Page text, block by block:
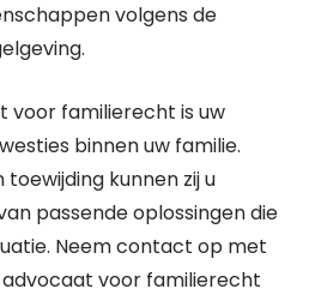
volgens de
voor familierecht is uw
binnen uw familie.
kunnen zij u
passende oplossingen die
Neem contact op met
voor familierecht